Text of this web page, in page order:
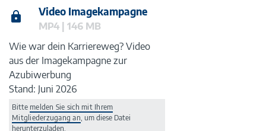
Video Imagekampagne
MP4 | 146 MB
Wie war dein Karriereweg? Video
aus der Imagekampagne zur
Azubiwerbung
Stand: Juni 2026
Bitte melden Sie sich mit Ihrem
Mitgliederzugang an, um diese Datei
herunterzuladen.